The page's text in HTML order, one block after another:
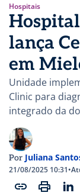
Hospitais
lança
em
Unidade
Clinic para
integrado da
Por Juliana
21/08/2025 10:31•